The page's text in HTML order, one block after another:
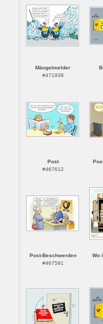
Mängelmelder
#471938
Post
#467612
Post-Beschwerden
#467591
Wo